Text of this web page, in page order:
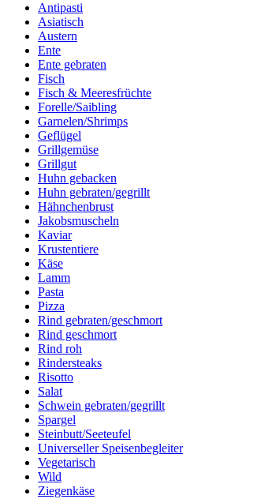
Antipasti
Asiatisch
Austern
Ente
Ente gebraten
Fisch
Fisch & Meeresfrüchte
Forelle/Saibling
Garnelen/Shrimps
Geflügel
Grillgemüse
Grillgut
Huhn gebacken
Huhn gebraten/gegrillt
Hähnchenbrust
Jakobsmuscheln
Kaviar
Krustentiere
Käse
Lamm
Pasta
Pizza
Rind gebraten/geschmort
Rind geschmort
Rind roh
Rindersteaks
Risotto
Salat
Schwein gebraten/gegrillt
Spargel
Steinbutt/Seeteufel
Universeller Speisenbegleiter
Vegetarisch
Wild
Ziegenkäse